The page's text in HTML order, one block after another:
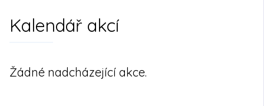
pro
Kalendář akcí
Žádné nadcházející akce.